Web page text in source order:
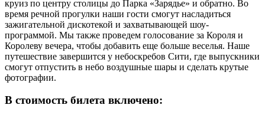
круиз по центру столицы до Парка «Зарядье» и обратно. Во
время речной прогулки наши гости смогут насладиться
зажигательной дискотекой и захватывающей шоу-
программой. Мы также проведем голосование за Короля и
Королеву вечера, чтобы добавить еще больше веселья. Наше
путешествие завершится у небоскребов Сити, где выпускники
смогут отпустить в небо воздушные шары и сделать крутые
фотографии.
В стоимость билета включено: